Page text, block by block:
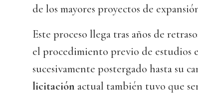
de los mayores proyectos de
Este proceso llega tras años de
el procedimiento previo de estudios
sucesivamente postergado hasta su
licitación actual también tuvo que